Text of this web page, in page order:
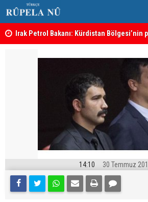
Irak Petrol Bakanı: Kürdistan Bölgesi’nin
Süleymaniye’de Komele karargahına
14:10 30 Temmuz